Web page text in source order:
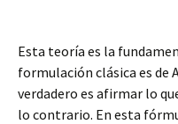
Esta teoría es la
formulación clásica es de
verdadero es afirmar lo
lo contrario. En esta